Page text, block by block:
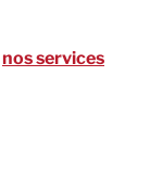
nos services